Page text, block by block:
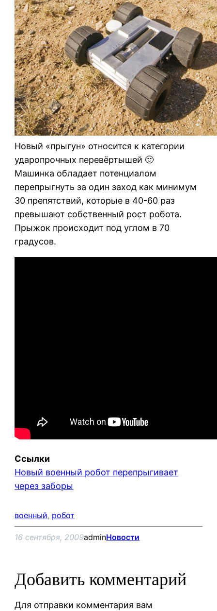
Новый «прыгун» относится к категории
ударопрочных перевёртышей 🙂
Машинка обладает потенциалом
перепрыгнуть за один заход как минимум
30 препятствий, которые в 40-60 раз
превышают собственный рост робота.
Прыжок происходит под углом в 70
градусов.
Ссылки
Новый военный робот перепрыгивает
через заборы
военный, робот
16 сентября, 2009adminНовости
Добавить комментарий
Для отправки комментария вам